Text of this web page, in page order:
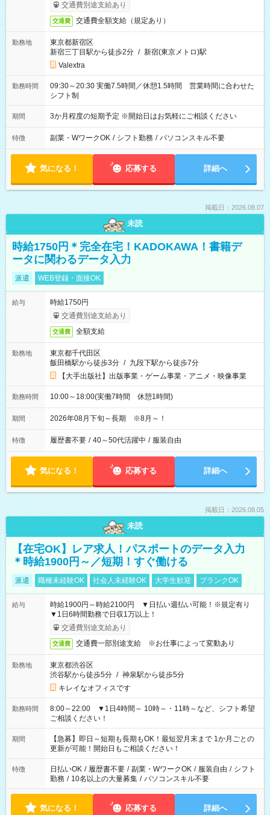
交通費別途支給あり
交通費 交通費全額支給（規定あり）
勤務地
東京都新宿区
新宿三丁目駅から徒歩2分 / 新宿(東京メトロ)駅
Valextra
勤務時間
09:30～20:30 実働7.5時間／休憩1.5時間 営業時間に合わせた
シフト制
期間 3か月程度の短期予定 ※開始日はお気軽にご相談ください
特徴 副業・WワークOK / シフト勤務 / パソコンスキル不要
気になる！ 応募する 詳細へ
掲載日：2026.08.07
未読
時給1750円＊完全在宅！KADOKAWA！書籍デ
ータに関わるデータ入力
派遣 WEB登録・面接OK
給与
時給1750円
交通費別途支給あり
交通費 全額支給
勤務地
東京都千代田区
飯田橋駅から徒歩3分 / 九段下駅から徒歩7分
【大手出版社】出版事業・ゲーム事業・アニメ・映像事業
勤務時間 10:00～18:00(実働7時間 休憩1時間)
期間 2026年08月下旬～長期 ※8月～！
特徴 履歴書不要 / 40～50代活躍中 / 服装自由
気になる！ 応募する 詳細へ
掲載日：2026.08.05
未読
【在宅OK】レア求人！パスポートのデータ入力
＊時給1900円～／短期！すぐ働ける
派遣 職種未経験OK 社会人未経験OK 大学生歓迎 ブランクOK
給与
時給1900円～時給2100円 ▼日払い週払い可能！※規定有り
▼1日6時間勤務で日収1万以上！
交通費別途支給あり
交通費 交通費一部別途支給 ※お仕事によって変動あり
勤務地
東京都渋谷区
渋谷駅から徒歩5分 / 神泉駅から徒歩5分
キレイなオフィスです
勤務時間
8:00～22:00 ▼1日4時間～ 10時～・11時～など、シフト希望
ご相談ください！
期間
【急募】即日～短期も長期もOK！最短翌月末まで 1か月ごとの
更新が可能！開始日もご相談ください！
特徴 日払いOK / 履歴書不要 / 副業・WワークOK / 服装自由 / シフト
勤務 / 10名以上の大量募集 / パソコンスキル不要
気になる！ 応募する 詳細へ